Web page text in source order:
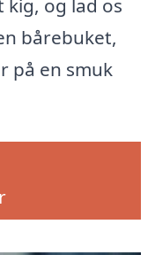
kig, og lad os
bårebuket,
på en smuk